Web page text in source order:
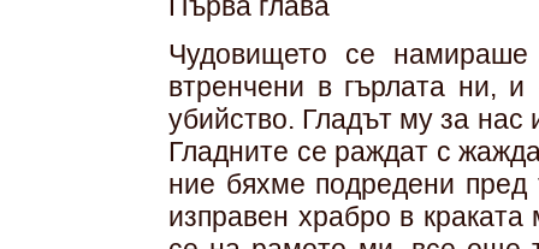
Чудовището се
втренчени в гърлата ни,
убийство. Гладът му за нас
Гладните се раждат с
ние бяхме подредени
изправен храбро в